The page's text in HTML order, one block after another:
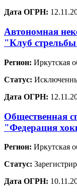
Дата ОГРН:
Автономная
"Клуб
Регион: Иркутская
Статус:
Дата ОГРН:
Общественная
"Федерация
Регион: Иркутская
Статус:
Дата ОГРН: